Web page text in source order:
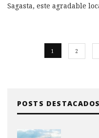
Sagasta, este agradable
1 2
POSTS DESTACADOS